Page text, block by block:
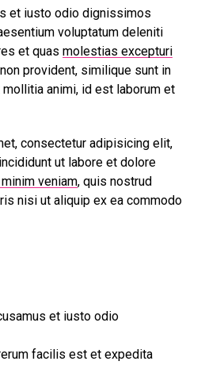
et iusto odio dignissimos
voluptatum deleniti
et quas molestias excepturi
provident, similique sunt in
animi, id est laborum et
consectetur adipisicing elit,
ut labore et dolore
veniam, quis nostrud
nisi ut aliquip ex ea commodo
et iusto odio
facilis est et expedita